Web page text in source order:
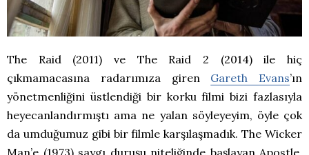
The Raid (2011) ve The Raid 2 (2014) ile hiç
çıkmamacasına radarımıza giren Gareth Evans’ın
yönetmenliğini üstlendiği bir korku filmi bizi fazlasıyla
heyecanlandırmıştı ama ne yalan söyleyeyim, öyle çok
da umduğumuz gibi bir filmle karşılaşmadık. The Wicker